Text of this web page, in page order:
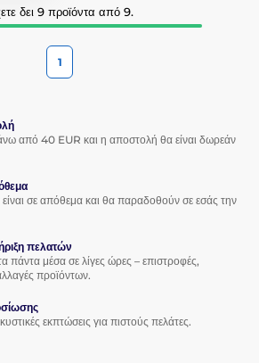
δει 9 προϊόντα από 9.
1
από 40 EUR και η αποστολή θα είναι δωρεάν
σε απόθεμα και θα παραδοθούν σε εσάς την
πελατών
πάντα μέσα σε λίγες ώρες – επιστροφές,
προϊόντων.
εκπτώσεις για πιστούς πελάτες.